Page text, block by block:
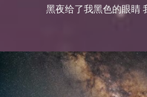
黑夜给了我黑色的眼睛